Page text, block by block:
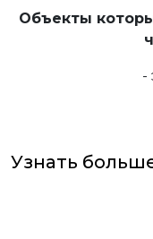
Объекты
-
Узнать